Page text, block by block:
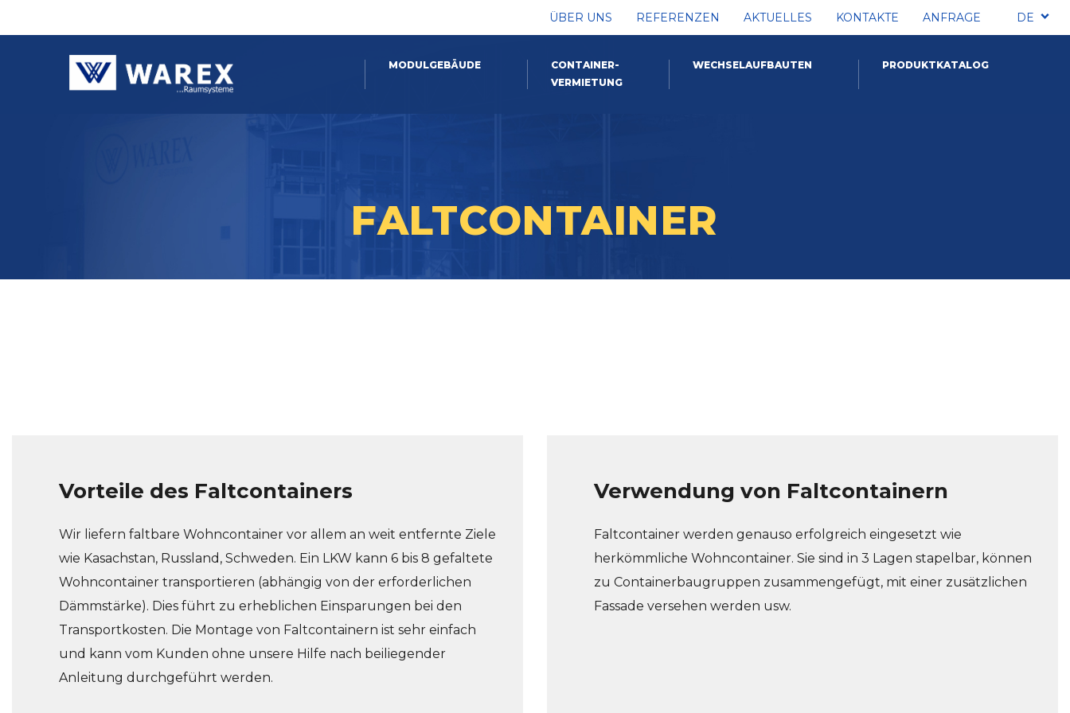
ÜBER UNS REFERENZEN AKTUELLES KONTAKTE ANFRAGE DE
MODULGEBÄUDE
CONTAINER-
VERMIETUNG
WECHSELAUFBAUTEN PRODUKTKATALOG
FALTCONTAINER
Vorteile des Faltcontainers
Wir liefern faltbare Wohncontainer vor allem an weit entfernte Ziele
wie Kasachstan, Russland, Schweden. Ein LKW kann 6 bis 8 gefaltete
Wohncontainer transportieren (abhängig von der erforderlichen
Dämmstärke). Dies führt zu erheblichen Einsparungen bei den
Transportkosten. Die Montage von Faltcontainern ist sehr einfach
und kann vom Kunden ohne unsere Hilfe nach beiliegender
Anleitung durchgeführt werden.
Verwendung von Faltcontainern
Faltcontainer werden genauso erfolgreich eingesetzt wie
herkömmliche Wohncontainer. Sie sind in 3 Lagen stapelbar, können
zu Containerbaugruppen zusammengefügt, mit einer zusätzlichen
Fassade versehen werden usw.